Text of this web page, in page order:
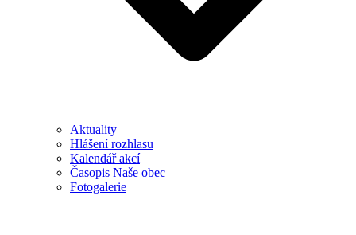
Aktuality
Hlášení rozhlasu
Kalendář akcí
Časopis Naše obec
Fotogalerie